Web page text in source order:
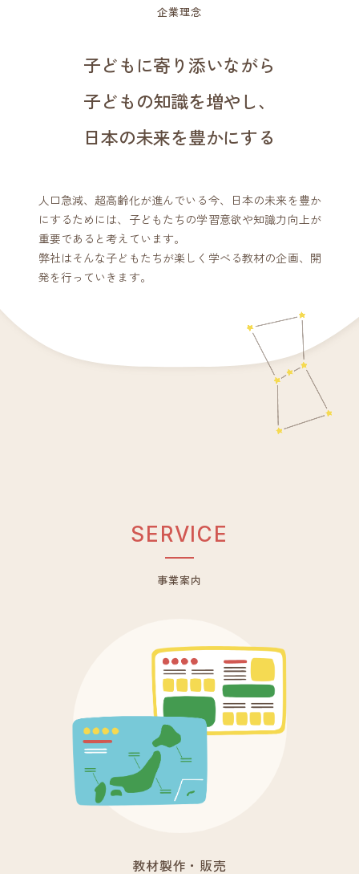
企業理念
子どもに寄り添いながら
子どもの知識を増やし、
日本の未来を豊かにする
人口急減、超高齢化が進んでいる今、日本の未来を豊か
にするためには、子どもたちの学習意欲や知識力向上が
重要であると考えています。
弊社はそんな子どもたちが楽しく学べる教材の企画、開
発を行っていきます。
SERVICE
事業案内
教材製作・販売